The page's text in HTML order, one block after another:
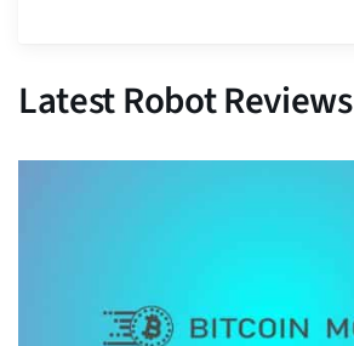
Latest Robot Reviews